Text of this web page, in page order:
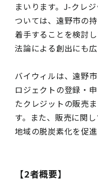
まいります。J-クレ
ついては、遠野市の
着手することを検討
法論による創出にも
バイウィルは、遠野
ロジェクトの登録・
たクレジットの販売
す。また、販売に関
地域の脱炭素化を促進
【2者概要】